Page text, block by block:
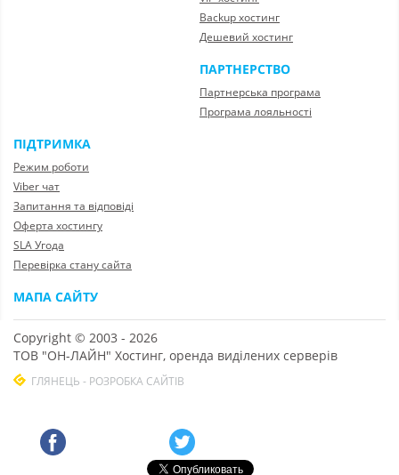
Backup хостинг
Дешевий хостинг
ПАРТНЕРСТВО
Партнерська програма
Програма лояльності
ПІДТРИМКА
Режим роботи
Viber чат
Запитання та відповіді
Оферта хостингу
SLA Угода
Перевірка стану сайта
МАПА САЙТУ
Copyright © 2003 - 2026
ТОВ "ОН-ЛАЙН" Хостинг, оренда виділених серверів
ГЛЯНЕЦЬ - РОЗРОБКА САЙТІВ